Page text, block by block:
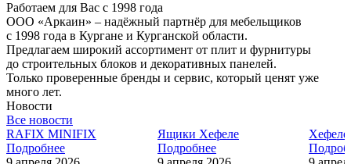
Работаем для Вас с 1998 года
ООО «Аркаин» – надёжный партнёр для мебельщиков
с 1998 года в Кургане и Курганской области.
Предлагаем широкий ассортимент от плит и фурнитуры
до строительных блоков и декоративных панелей.
Только проверенные бренды и сервис, который ценят уже
много лет.
Новости
Все новости
RAFIX MINIFIX
Подробнее
Ящики Хефеле
Подробнее
Хефеле